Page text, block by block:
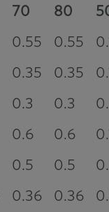
70
80
0.55 0.55
0.35 0.35
0.3 0.3
0.6 0.6
0.5 0.5
0.36 0.36